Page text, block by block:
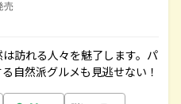
売
訪れる人々を魅了します。パ
自然派グルメも見逃せない！